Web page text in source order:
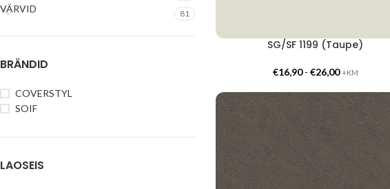
VÄRVID 81
BRÄNDID
COVERSTYL
SOIF
LAOSEIS
SG/SF 1199 (Taupe)
€16,90- €26,00 +KM